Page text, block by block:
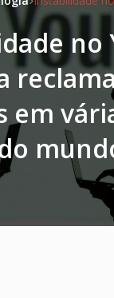
no
em